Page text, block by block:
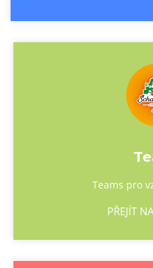
Teams pro
PŘEJÍT